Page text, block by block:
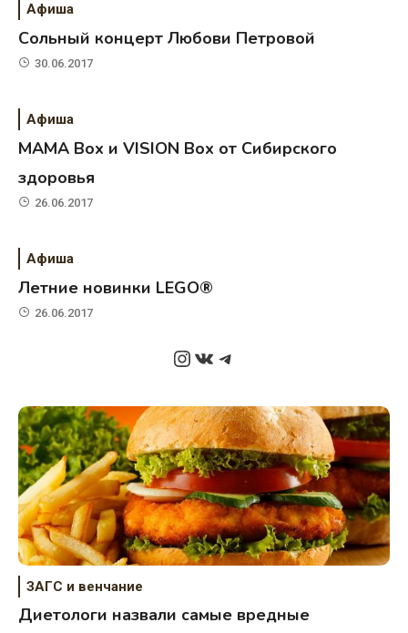
Афиша
Сольный концерт Любови Петровой
30.06.2017
Афиша
MAMA Box и VISION Box от Сибирского
здоровья
26.06.2017
Афиша
Летние новинки LEGO®
26.06.2017
Instagram
ВКонтакте
Telegram
ЗАГС и венчание
Диетологи назвали самые вредные